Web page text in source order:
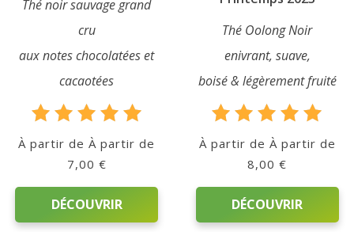
sommes-
nous
?
Témoignages
Thé noir sauvage grand
cru
aux notes chocolatées et
cacaotées
Note
5.00
sur 5
À partir de
7,00 €
DÉCOUVRIR
Thé Oolong Noir
enivrant, suave,
boisé & légèrement fruité
Note
5.00
sur 5
À partir de
8,00€
DÉCOUVRIR